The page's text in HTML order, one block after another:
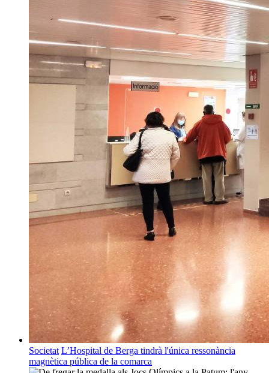
Societat L’Hospital de Berga tindrà l'única ressonància
magnètica pública de la comarca